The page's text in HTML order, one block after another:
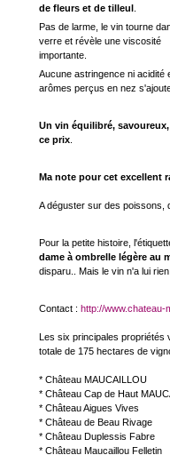
de fleurs et de tilleul.
Pas de larme, le vin tourne
verre et révèle une viscosité
importante.
Aucune astringence ni acidité
arômes perçus en nez
Un vin équilibré,
ce prix.
Ma note pour cet excellent
A déguster sur des poissons,
Pour la petite histoire,
dame à ombrelle légère au
disparu.. Mais le vin n'a lui
Contact : http://www.chateau-
Les six principales propriétés
totale de 175 hectares de
* Château MAUCAILLOU
* Château Cap de Haut
* Château Aigues Vives
* Château de Beau Rivage
* Château Duplessis Fabre
* Château Maucaillou Felletin